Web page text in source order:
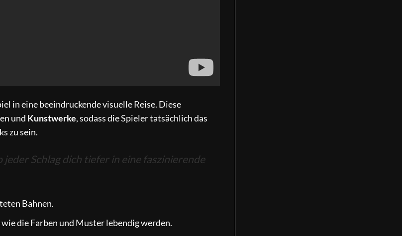
in eine beeindruckende visuelle Reise. Diese
und Kunstwerke, sodass die Spieler tatsächlich das
zu sein.
Schlag dich tiefer in eine faszinierende
Bahnen.
die Farben und Muster lebendig werden.